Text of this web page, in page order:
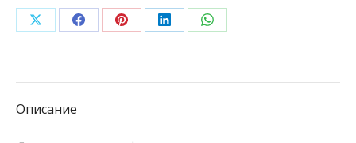
Share Share Share Share Share
Описание